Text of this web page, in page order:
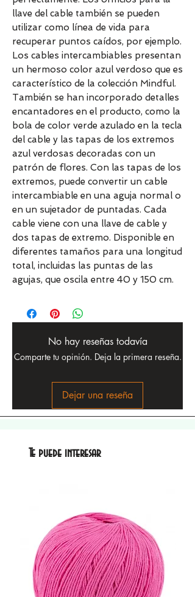
llave del cable también se pueden
utilizar como línea de vida para
recuperar puntos caídos, por ejemplo.
Los cables intercambiables presentan
un hermoso color azul verdoso que es
característico de la colección Mindful.
También se han incorporado detalles
encantadores en el producto, como la
bola de color verde azulado en la tecla
del cable y las tapas de los extremos
azul verdosas decoradas con un
patrón de flores. Con las tapas de los
extremos, puede convertir un cable
intercambiable en una aguja normal o
en un sujetador de puntadas. Cada
cable viene con una llave de cable y
dos tapas de extremo. Disponible en
diferentes tamaños para una longitud
total, incluidas las puntas de las
agujas, que oscila entre 40 y 150 cm.
No hay reseñas todavía
Comparte tu opinión. Deja la primera reseña.
Dejar una reseña
Te puede interesar